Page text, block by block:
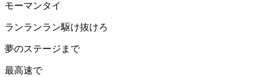
モーマンタイ
ランランラン駆け抜けろ
夢のステージまで
最高速で